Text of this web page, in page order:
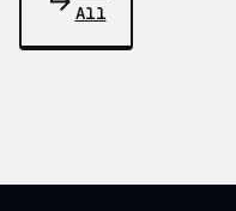
All